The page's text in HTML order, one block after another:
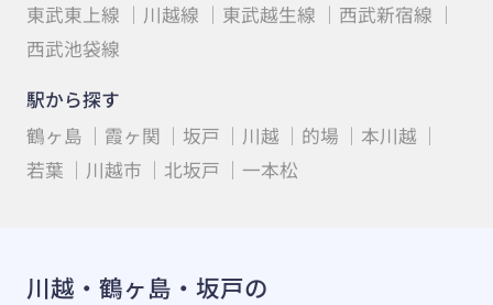
東武東上線
川越線 東武越生線
西武新宿線
西武池袋線
駅から探す
鶴ヶ島
霞ヶ関 坂戸 川越 的場
本川越
若葉
川越市 北坂戸 一本松
川越・鶴ヶ島・坂戸の